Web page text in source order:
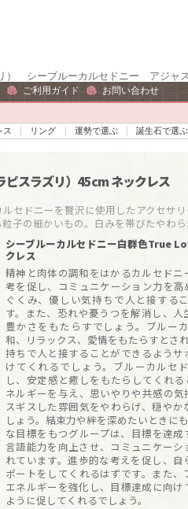
） シーブルーカルセドニー アジャス
ご利用ガイド お問い合わせ
ス リング 運勢で選ぶ 誕生石で選ぶ
ピスラズリ）45cmネックレス
セドニーを贅沢に使用したアクセサリ
の細かいもの。白みを帯びたやわら
シーブルーカルセドニー白群色True
クレス
精神と肉体の調和をはかるカルセド
考を促し、コミュニケーション力を
ぐくみ、優しい気持ちで人と接する
す。また、恐れや憂うつを解消し、
豊かさをもたらすでしょう。ブルー
和、リラックス、愛情をもたらすとさ
持ちで人と接することができるよう
けてくれるでしょう。ブルーカルセ
し、安定感と癒しをもたらしてくれ
ネルギーを与え、思いやりや共感の
スギスした雰囲気をやわらげ、穏や
しょう。結束力や絆を深めたいときに
な目標をもつグループは、目標を達成
言語能力を向上させ、コミュニケー
れています。進歩的な考えを促し、
ポートをしてくれるはずです。また
エネルギーを強化し、目標達成に向
ように促してくれるでしょう。